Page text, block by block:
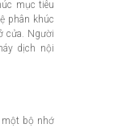
mục tiêu
phân khúc
cửa. Người
dịch nội
một bộ nhớ